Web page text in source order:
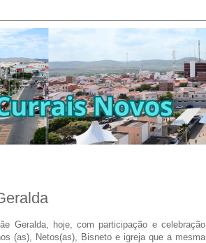
Geralda, hoje, com participação e celebração
(as), Netos(as), Bisneto e igreja que a mesma